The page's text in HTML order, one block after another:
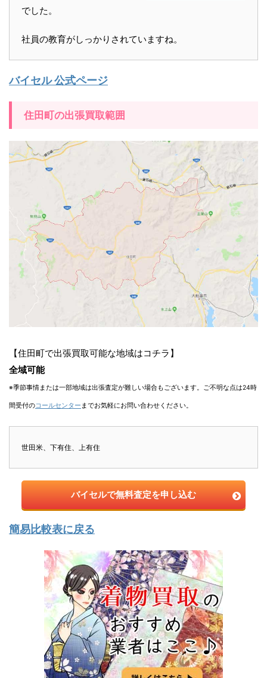
でした。
社員の教育がしっかりされていますね。
バイセル 公式ページ
住田町の出張買取範囲
【住田町で出張買取可能な地域はコチラ】
全域可能
※季節事情または一部地域は出張査定が難しい場合もございます。ご不明な点は24時
間受付のコールセンター までお気軽にお問い合わせください。
世田米、下有住、上有住
バイセルで無料査定を申し込む
簡易比較表に戻る